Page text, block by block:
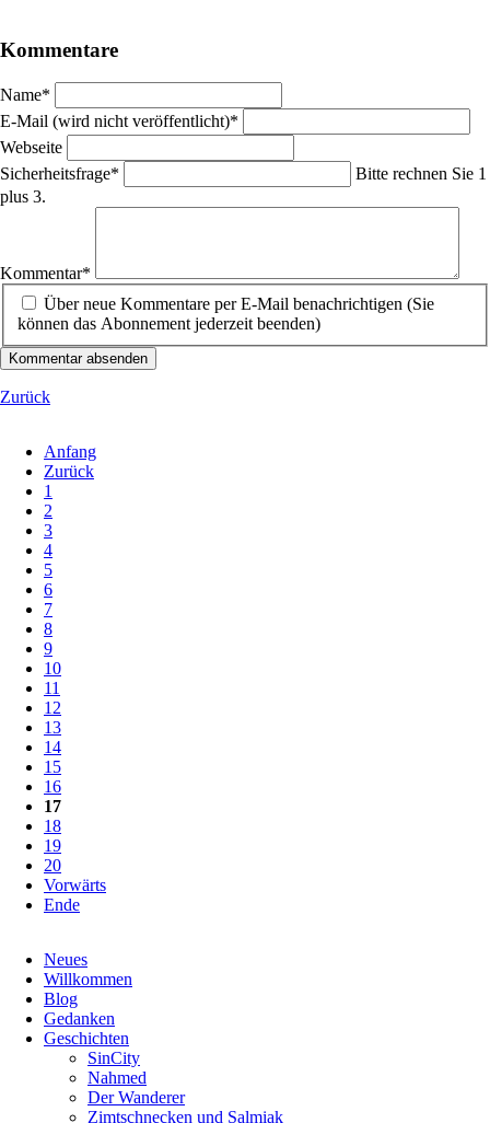
Kommentare
Pflichtfeld
Name*
Pflichtfeld
E-Mail (wird nicht veröffentlicht)*
Webseite
Pflichtfeld
Sicherheitsfrage*
Bitte rechnen Sie 1
plus 3.
Kommentar*
Über neue Kommentare per E-Mail benachrichtigen (Sie
können das Abonnement jederzeit beenden)
Kommentar absenden
Zurück
Anfang
Zurück
1
2
3
4
5
6
7
8
9
10
11
12
13
14
15
16
17
18
19
20
Vorwärts
Ende
überspringen
Neues
Willkommen
Blog
Gedanken
Geschichten
SinCity
Nahmed
Der Wanderer
Zimtschnecken und Salmiak